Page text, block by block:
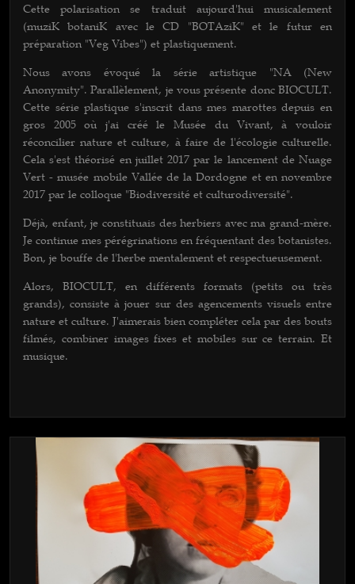
Cette polarisation se traduit aujourd'hui musicalement
(muziK botaniK avec le CD "BOTAziK" et le futur en
préparation "Veg Vibes") et plastiquement.
Nous avons évoqué la série artistique "NA (New
Anonymity". Parallèlement, je vous présente donc BIOCULT.
Cette série plastique s'inscrit dans mes marottes depuis en
gros 2005 où j'ai créé le Musée du Vivant, à vouloir
réconcilier nature et culture, à faire de l'écologie culturelle.
Cela s'est théorisé en juillet 2017 par le lancement de Nuage
Vert - musée mobile Vallée de la Dordogne et en novembre
2017 par le colloque "Biodiversité et culturodiversité".
Déjà, enfant, je constituais des herbiers avec ma grand-mère.
Je continue mes pérégrinations en fréquentant des botanistes.
Bon, je bouffe de l'herbe mentalement et respectueusement.
Alors, BIOCULT, en différents formats (petits ou très
grands), consiste à jouer sur des agencements visuels entre
nature et culture. J'aimerais bien compléter cela par des bouts
filmés, combiner images fixes et mobiles sur ce terrain. Et
musique.